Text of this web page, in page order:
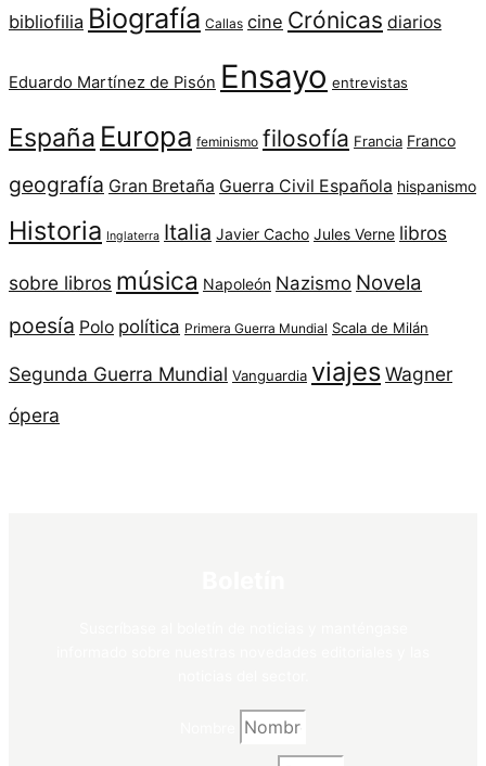
bibliofilia Biografía Callas cine Crónicas diarios
Eduardo Martínez de Pisón Ensayo entrevistas
España Europa feminismo filosofía Francia Franco
geografía Gran Bretaña Guerra Civil Española hispanismo
Historia Inglaterra Italia Javier Cacho Jules Verne libros
sobre libros música Napoleón Nazismo Novela
poesía Polo política Primera Guerra Mundial Scala de Milán
Segunda Guerra Mundial Vanguardia viajesWagner
ópera